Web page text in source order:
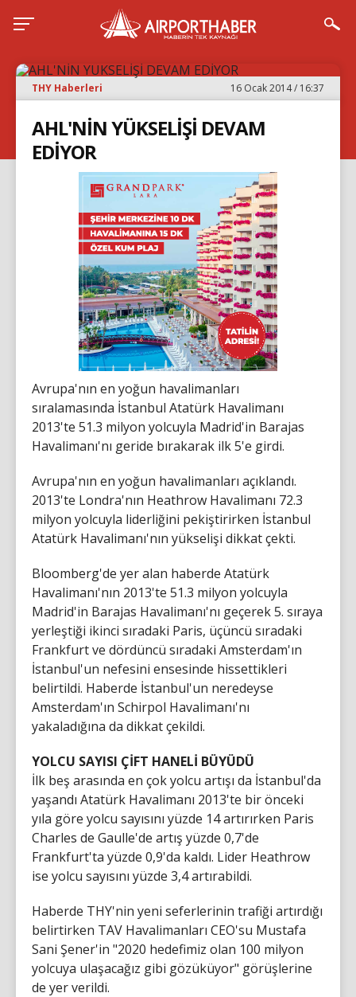
THY Haberleri 16 Ocak 2014 / 16:37
AHL'NİN YÜKSELİŞİ DEVAM
EDİYOR
Avrupa'nın en yoğun havalimanları
sıralamasında İstanbul Atatürk Havalimanı
2013'te 51.3 milyon yolcuyla Madrid'in Barajas
Havalimanı'nı geride bırakarak ilk 5'e girdi.
Avrupa'nın en yoğun havalimanları açıklandı.
2013'te Londra'nın Heathrow Havalimanı 72.3
milyon yolcuyla liderliğini pekiştirirken İstanbul
Atatürk Havalimanı'nın yükselişi dikkat çekti.
Bloomberg'de yer alan haberde Atatürk
Havalimanı'nın 2013'te 51.3 milyon yolcuyla
Madrid'in Barajas Havalimanı'nı geçerek 5. sıraya
yerleştiği ikinci sıradaki Paris, üçüncü sıradaki
Frankfurt ve dördüncü sıradaki Amsterdam'ın
İstanbul'un nefesini ensesinde hissettikleri
belirtildi. Haberde İstanbul'un neredeyse
Amsterdam'ın Schirpol Havalimanı'nı
yakaladığına da dikkat çekildi.
YOLCU SAYISI ÇİFT HANELİ BÜYÜDÜ
İlk beş arasında en çok yolcu artışı da İstanbul'da
yaşandı Atatürk Havalimanı 2013'te bir önceki
yıla göre yolcu sayısını yüzde 14 artırırken Paris
Charles de Gaulle'de artış yüzde 0,7'de
Frankfurt'ta yüzde 0,9'da kaldı. Lider Heathrow
ise yolcu sayısını yüzde 3,4 artırabildi.
Haberde THY'nin yeni seferlerinin trafiği artırdığı
belirtirken TAV Havalimanları CEO'su Mustafa
Sani Şener'in "2020 hedefimiz olan 100 milyon
yolcuya ulaşacağız gibi gözüküyor" görüşlerine
de yer verildi.